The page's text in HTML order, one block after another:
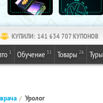
КУПИЛИ: 141 634 707КУПОНОВ
1 Обучение 31 Товары 26 Туры
Уролог